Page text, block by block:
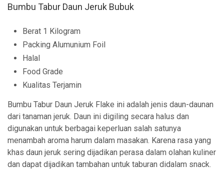
Bumbu Tabur Daun Jeruk Bubuk
Berat 1 Kilogram
Packing Alumunium Foil
Halal
Food Grade
Kualitas Terjamin
Bumbu Tabur Daun Jeruk Flake ini adalah jenis daun-daunan
dari tanaman jeruk. Daun ini digiling secara halus dan
digunakan untuk berbagai keperluan salah satunya
menambah aroma harum dalam masakan. Karena rasa yang
khas daun jeruk sering dijadikan perasa dalam olahan kuliner
dan dapat dijadikan tambahan untuk taburan didalam snack.